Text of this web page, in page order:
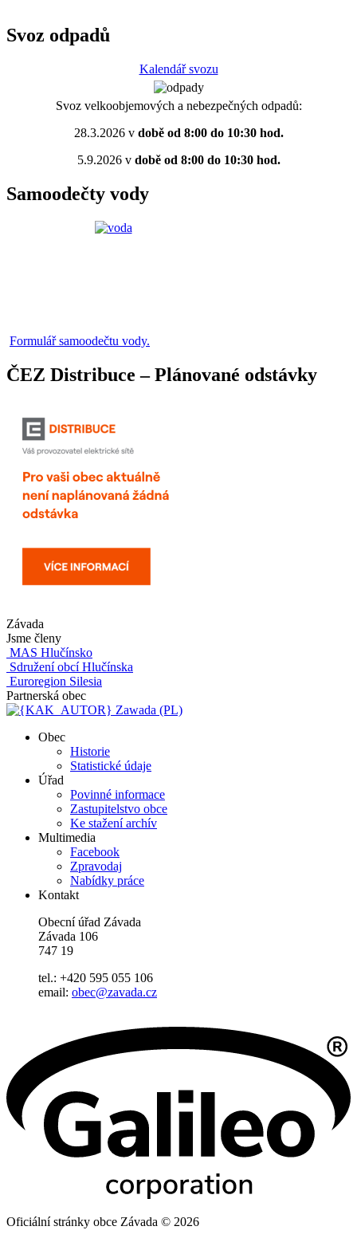
Svoz odpadů
Kalendář svozu
Svoz velkoobjemových a nebezpečných odpadů:
28.3.2026 vdobě od 8:00 do 10:30 hod.
5.9.2026 vdobě od 8:00 do 10:30 hod.
Samoodečty vody
Formulář samoodečtu vody.
ČEZ Distribuce – Plánované odstávky
Závada
Jsme členy
MAS Hlučínsko
Sdružení obcí Hlučínska
Euroregion Silesia
Partnerská obec
Zawada (PL)
Obec
Historie
Statistické údaje
Úřad
Povinné informace
Zastupitelstvo obce
Ke stažení archív
Multimedia
Facebook
Zpravodaj
Nabídky práce
Kontakt
Obecní úřad Závada
Závada 106
747 19
tel.: +420 595 055 106
email: obec@zavada.cz
Oficiální stránky obce Závada © 2026